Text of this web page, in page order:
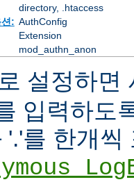
directory, .htaccess
: AuthConfig
Extension
mod_authn_anon
설정하면
입력하도
'.'를 한개씩